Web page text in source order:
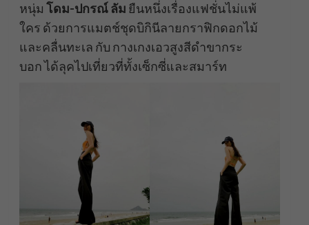
หนุ่ม โดม-ปกรณ์ ลัม ยืนหนึ่งเรื่องแฟชั่นไม่แพ้
ใคร ด้วยการแมตช์ชุดบิกินีลายกราฟิกดอกไม้
และคลื่นทะเล กับ กางเกงเอวสูงสีดำขากระ
บอก ได้ลุคไปเที่ยวที่ทั้งเซ็กซี่และสมาร์ท